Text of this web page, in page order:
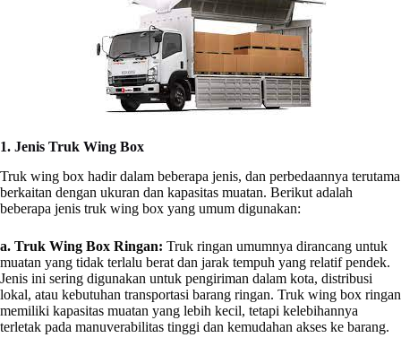
1. Jenis Truk Wing Box
Truk wing box hadir dalam beberapa jenis, dan perbedaannya terutama
berkaitan dengan ukuran dan kapasitas muatan. Berikut adalah
beberapa jenis truk wing box yang umum digunakan:
a. Truk Wing Box Ringan: Truk ringan umumnya dirancang untuk
muatan yang tidak terlalu berat dan jarak tempuh yang relatif pendek.
Jenis ini sering digunakan untuk pengiriman dalam kota, distribusi
lokal, atau kebutuhan transportasi barang ringan. Truk wing box ringan
memiliki kapasitas muatan yang lebih kecil, tetapi kelebihannya
terletak pada manuverabilitas tinggi dan kemudahan akses ke barang.